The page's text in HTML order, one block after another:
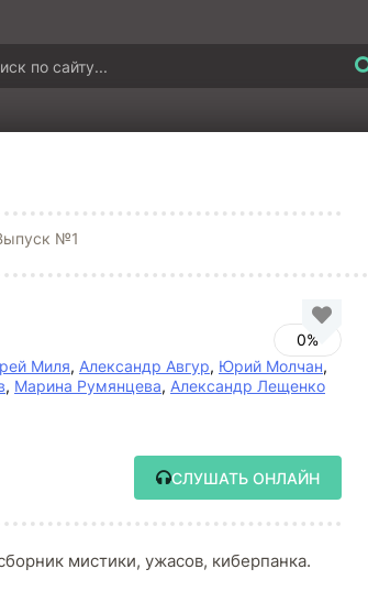
№1
0%
Миля, Александр Авгур, Юрий Молчан,
, Марина Румянцева, Александр Лещенко
СЛУШАТЬ ОНЛАЙН
мистики, ужасов, киберпанка.